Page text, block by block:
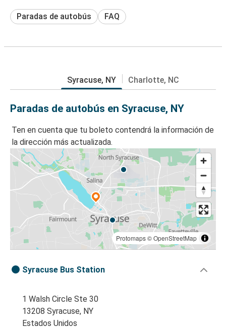
Paradas de autobús FAQ
Syracuse, NY Charlotte, NC
Paradas de autobús en Syracuse, NY
Ten en cuenta que tu boleto contendrá la información de
la dirección más actualizada.
Protomaps©OpenStreetMap
Syracuse Bus Station
1 Walsh Circle Ste 30
13208 Syracuse, NY
Estados Unidos